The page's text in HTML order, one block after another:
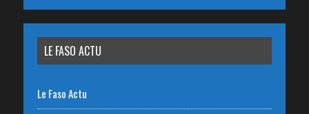
LE FASO ACTU
Le Faso Actu